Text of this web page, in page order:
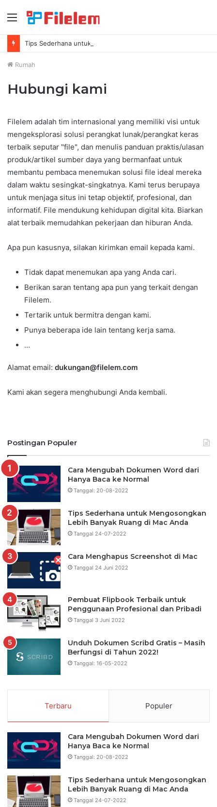
Menu
Rumah
Hubungi kami
Filelem adalah tim internasional yang memiliki visi untuk
mengeksplorasi solusi perangkat lunak/perangkat keras
terbaik seputar "file", dan menulis panduan praktis/ulasan
produk/artikel sumber daya yang bermanfaat untuk
membantu pembaca menemukan solusi file ideal mereka
dalam waktu sesingkat-singkatnya. Kami terus berupaya
untuk menjaga situs ini tetap objektif, profesional, dan
informatif. File mendukung kehidupan digital kita. Biarkan
alat terbaik memudahkan pekerjaan dan hiburan Anda.
Apa pun kasusnya, silakan kirimkan email kepada kami.
Tidak dapat menemukan apa yang Anda cari.
Berikan saran tentang apa pun yang terkait dengan
Filelem.
Tertarik untuk bermitra dengan kami.
Punya beberapa ide lain tentang kerja sama.
…
Alamat email: dukungan@filelem.com
Kami akan segera menghubungi Anda kembali.
Postingan Populer
Cara Mengubah Dokumen Word dari
Hanya Baca ke Normal
Tanggal: 20-08-2022
Tips Sederhana untuk Mengosongkan
Lebih Banyak Ruang di Mac Anda
Tanggal 24-07-2022
Cara Menghapus Screenshot di Mac
Tanggal 24 Juni 2022
Pembuat Flipbook Terbaik untuk
Penggunaan Profesional dan Pribadi
Tanggal 3 Juni 2022
Unduh Dokumen Scribd Gratis – Masih
Berfungsi di Tahun 2022!
Tanggal: 16-05-2022
Terbaru Populer
Cara Mengubah Dokumen Word dari
Hanya Baca ke Normal
Tanggal: 20-08-2022
Tips Sederhana untuk Mengosongkan
Lebih Banyak Ruang di Mac Anda
Tanggal 24-07-2022